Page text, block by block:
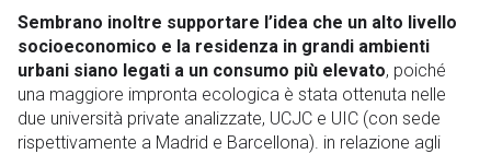
Sembrano inoltre supportare l’idea che un alto livello
socioeconomico e la residenza in grandi ambienti
urbani siano legati a un consumo più elevato, poiché
una maggiore impronta ecologica è stata ottenuta nelle
due università private analizzate, UCJC e UIC (con sede
rispettivamente a Madrid e Barcellona). in relazione agli